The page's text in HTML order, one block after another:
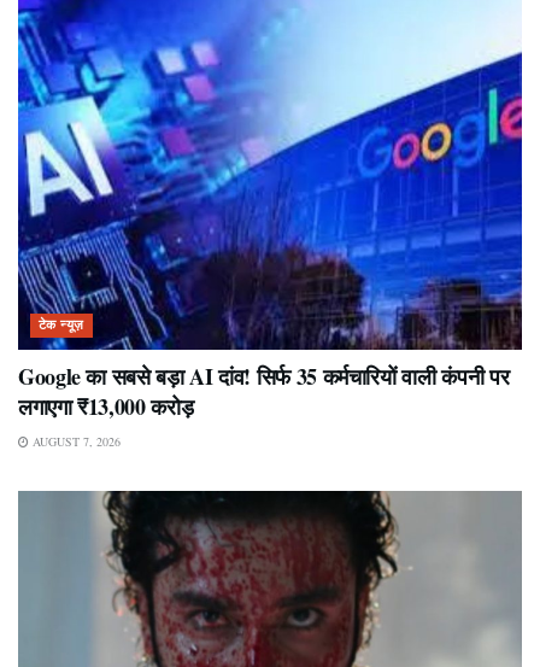
टेक न्यूज़
Google का सबसे बड़ा AI दांव! सिर्फ 35 कर्मचारियों वाली कंपनी पर
लगाएगा ₹13,000 करोड़
AUGUST 7, 2026